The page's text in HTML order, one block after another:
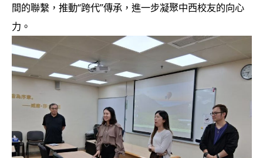
間的聯繫，推動“跨代”傳承，進一步凝聚中西校友的向心
力。